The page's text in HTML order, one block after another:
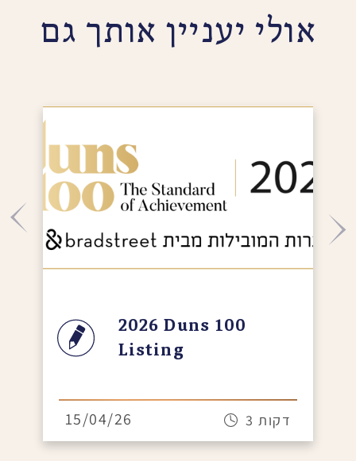
אולי יעניין אותך גם
2026 Duns 100
Listing
15/04/26 3 דקות